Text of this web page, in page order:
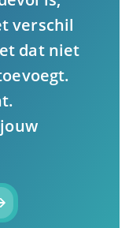
verschil
dat niet